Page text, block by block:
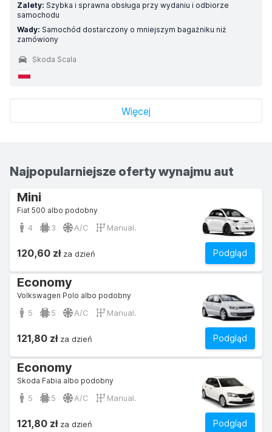
Zalety: Szybka i sprawna obsługa przy wydaniu i odbiorze
samochodu
Wady: Samochód dostarczony o mniejszym bagażniku niż
zamówiony
Skoda Scala
Więcej
Najpopularniejsze oferty wynajmu aut
Mini
Fiat 500 albo podobny
4 3 A/C Manual.
Podgląd
120,60 złza dzień
Economy
Volkswagen Polo albo podobny
5 5 A/C Manual.
Podgląd
121,80 złza dzień
Economy
Skoda Fabia albo podobny
5 5 A/C Manual.
Podgląd
121,80 złza dzień